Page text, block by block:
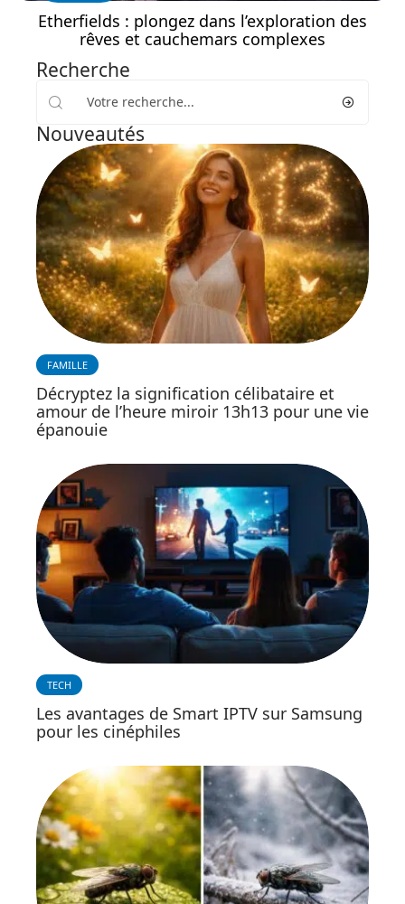
Etherfields : plongez dans l’exploration des
rêves et cauchemars complexes
Recherche
Nouveautés
FAMILLE
Décryptez la signification célibataire et
amour de l’heure miroir 13h13 pour une vie
épanouie
TECH
Les avantages de Smart IPTV sur Samsung
pour les cinéphiles